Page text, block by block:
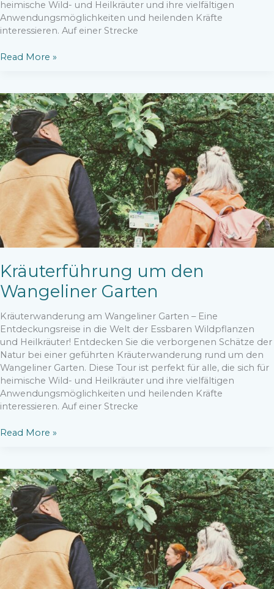
heimische Wild- und Heilkräuter und ihre vielfältigen
Anwendungsmöglichkeiten und heilenden Kräfte
interessieren. Auf einer Strecke
Kräuterführung
Wangeliner
Garten
Read More »
Kräuterführung um den
Wangeliner Garten
Kräuterwanderung am Wangeliner Garten – Eine
Entdeckungsreise in die Welt der Essbaren Wildpflanzen
und Heilkräuter! Entdecken Sie die verborgenen Schätze der
Natur bei einer geführten Kräuterwanderung rund um den
Wangeliner Garten. Diese Tour ist perfekt für alle, die sich für
heimische Wild- und Heilkräuter und ihre vielfältigen
Anwendungsmöglichkeiten und heilenden Kräfte
interessieren. Auf einer Strecke
Kräuterführung
Wangeliner
Garten
Read More »